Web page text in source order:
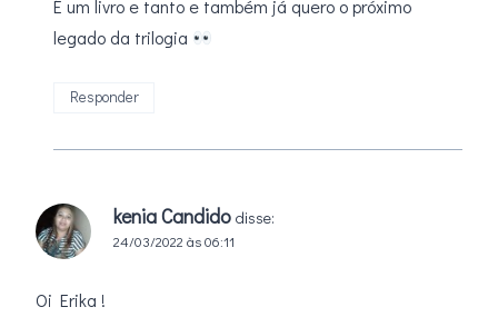
É um livro e tanto e também já quero o próximo
legado da trilogia
Responder
kenia Candido disse:
24/03/2022 às 06:11
Oi Erika !